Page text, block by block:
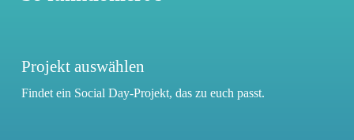
Projekt auswählen
Findet ein Social Day-Projekt, das zu euch passt.